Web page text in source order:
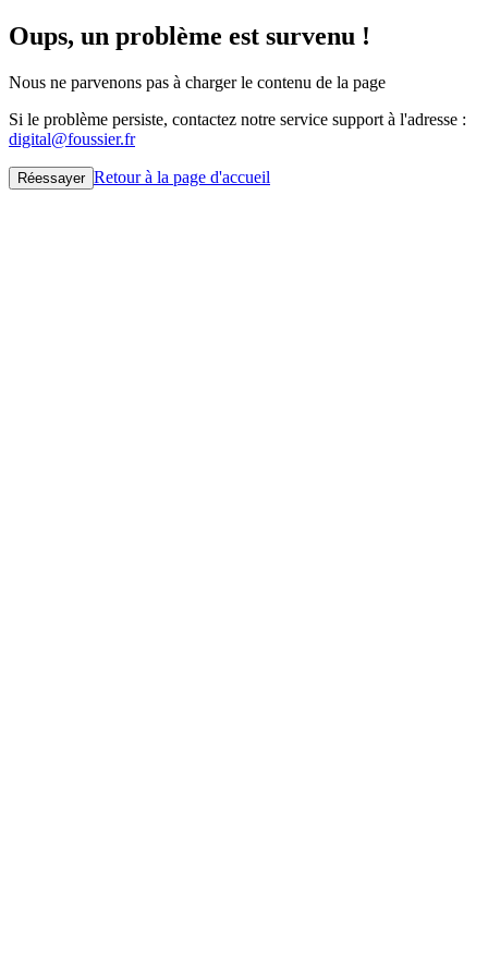
Oups, un problème est survenu !
Nous ne parvenons pas à charger le contenu de la page
Si le problème persiste, contactez notre service support à l'adresse :
digital@foussier.fr
Réessayer Retour à la page d'accueil